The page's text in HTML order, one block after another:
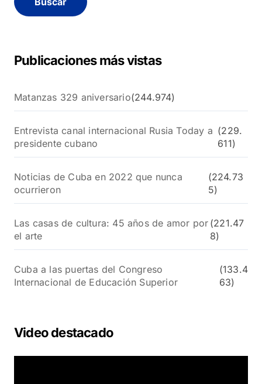
a
Publicaciones más vistas
Matanzas 329 aniversario(244.974)
Entrevista canal internacional Rusia Today a
presidente cubano
(229.
611)
Noticias de Cuba en 2022 que nunca
ocurrieron
(224.73
5)
Las casas de cultura: 45 años de amor por
el arte
(221.47
8)
Cuba a las puertas del Congreso
Internacional de Educación Superior
(133.4
63)
Video destacado